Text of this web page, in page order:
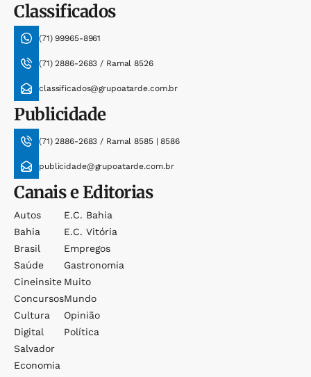
Classificados
(71) 99965-8961
(71) 2886-2683 / Ramal 8526
classificados@grupoatarde.com.br
Publicidade
(71) 2886-2683 / Ramal 8585 | 8586
publicidade@grupoatarde.com.br
Canais e Editorias
Autos
Bahia
Brasil
Saúde
Cineinsite
Concursos
Cultura
Digital
Salvador
Economia
E.c. Bahia
E.c. Vitória
Empregos
Gastronomia
Muito
Mundo
Opinião
Política